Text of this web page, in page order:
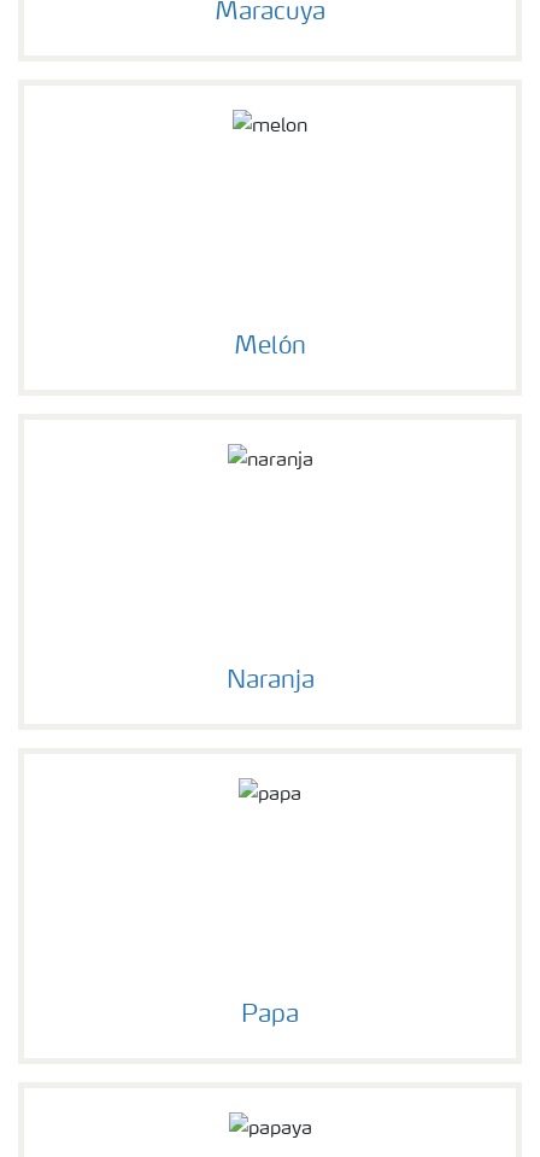
Maracuya
Melón
Naranja
Papa